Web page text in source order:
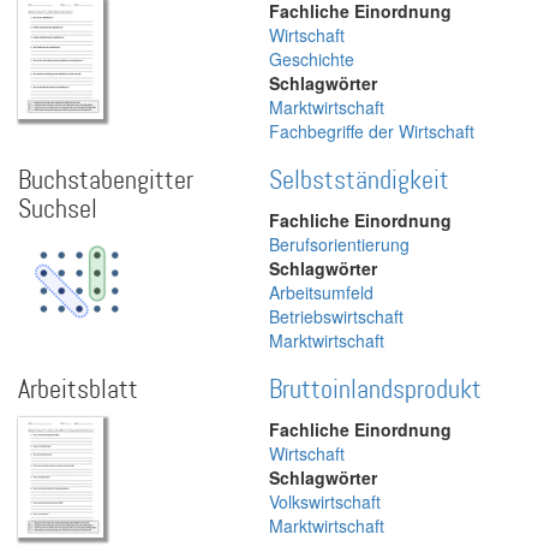
Fachliche Einordnung
Wirtschaft
Geschichte
Schlagwörter
Marktwirtschaft
Fachbegriffe der Wirtschaft
Buchstabengitter
Suchsel
Selbstständigkeit
Fachliche Einordnung
Berufsorientierung
Schlagwörter
Arbeitsumfeld
Betriebswirtschaft
Marktwirtschaft
Arbeitsblatt Bruttoinlandsprodukt
Fachliche Einordnung
Wirtschaft
Schlagwörter
Volkswirtschaft
Marktwirtschaft